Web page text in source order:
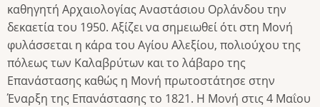
καθηγητή Αρχαιολογίας Αναστάσιου Ορλάνδου την
δεκαετία του 1950. Αξίζει να σημειωθεί ότι στη Μονή
φυλάσσεται η κάρα του Αγίου Αλεξίου, πολιούχου της
πόλεως των Καλαβρύτων και το λάβαρο της
Επανάστασης καθώς η Μονή πρωτοστάτησε στην
Έναρξη της Επανάστασης το 1821. Η Μονή στις 4 Μαΐου